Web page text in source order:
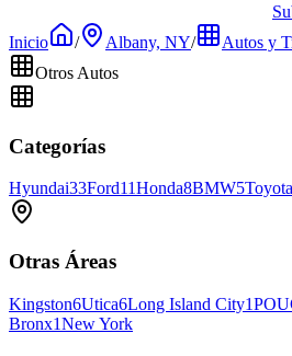
Inicio
/ Albany, NY/ Autos y
Otros Autos
Categorías
Hyundai33Ford11Honda8BMW5Toyota
Otras Áreas
Kingston6Utica6Long Island City1
Bronx1New York